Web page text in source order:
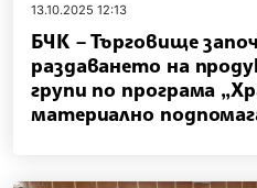
13.10.2025 12:13
БЧК – Търговище
раздаването на
групи по програма
материално